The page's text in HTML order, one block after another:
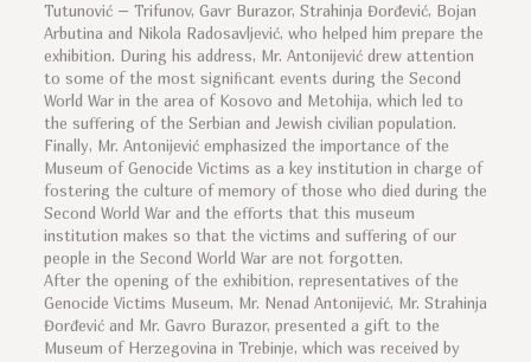
Tutunović – Trifunov, Gavr Burazor, Strahinja Đorđević, Bojan
Arbutina and Nikola Radosavljević, who helped him prepare the
exhibition. During his address, Mr. Antonijević drew attention
to some of the most significant events during the Second
World War in the area of Kosovo and Metohija, which led to
the suffering of the Serbian and Jewish civilian population.
Finally, Mr. Antonijević emphasized the importance of the
Museum of Genocide Victims as a key institution in charge of
fostering the culture of memory of those who died during the
Second World War and the efforts that this museum
institution makes so that the victims and suffering of our
people in the Second World War are not forgotten.
After the opening of the exhibition, representatives of the
Genocide Victims Museum, Mr. Nenad Antonijević, Mr. Strahinja
Đorđević and Mr. Gavro Burazor, presented a gift to the
Museum of Herzegovina in Trebinje, which was received by